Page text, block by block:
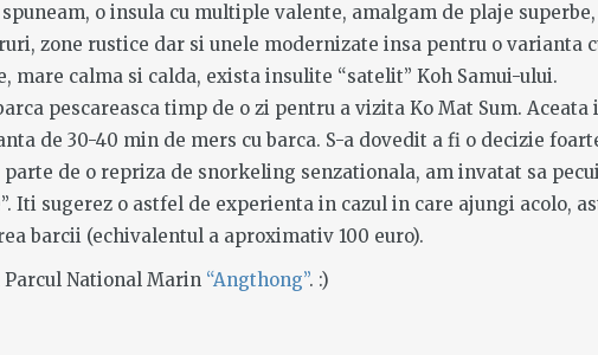
o insula cu multiple valente, amalgam de plaje
zone rustice dar si unele modernizate insa pentru o varianta
mare calma si calda, exista insulite “satelit” Koh Samui-ului.
pescareasca timp de o zi pentru a vizita Ko Mat Sum. Aceata
de 30-40 min de mers cu barca. S-a dovedit a fi o decizie
de o repriza de snorkeling senzationala, am invatat sa
Iti sugerez o astfel de experienta in cazul in care ajungi acolo,
barcii (echivalentul a aproximativ 100 euro).
National Marin “Angthong”. :)